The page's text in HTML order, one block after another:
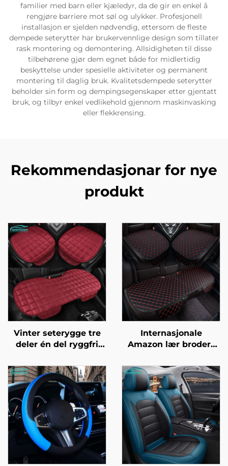
familier med barn eller kjæledyr, da de gir en enkel å
rengjøre barriere mot søl og ulykker. Profesjonell
installasjon er sjelden nødvendig, ettersom de fleste
dempede seterytter har brukervennlige design som tillater
rask montering og demontering. Allsidigheten til disse
tilbehørene gjør dem egnet både for midlertidig
beskyttelse under spesielle aktiviteter og permanent
montering til daglig bruk. Kvalitetsdempede seterytter
beholder sin form og dempingsegenskaper etter gjentatt
bruk, og tilbyr enkel vedlikehold gjennom maskinvasking
eller flekkrensing.
Rekommendasjonar for nye
produkt
Vinter seterygge tre
deler én del ryggfri
uten glatt kvadratisk
design kjølende gratis
bil
Internasjonale
Amazon lær brodert
seterygge fire årstider
universell riste fri fire
delers pute